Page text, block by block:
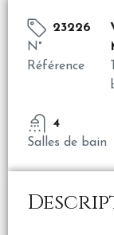
23226
N°
Référence
4
Salles de bain